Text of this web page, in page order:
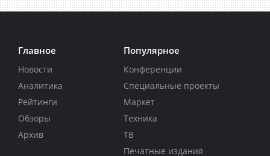
Главное
Новости
Аналитика
Рейтинги
Обзоры
Архив
Популярное
Конференции
Специальные проекты
Маркет
Техника
ТВ
Печатные издания